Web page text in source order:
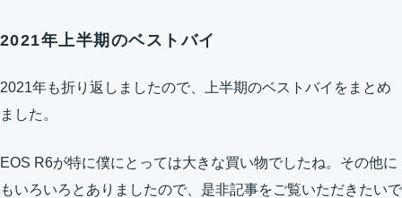
2021年上半期のベストバイ
2021年も折り返しましたので、上半期のベストバイをまとめ
ました。
EOS R6が特に僕にとっては大きな買い物でしたね。その他に
もいろいろとありましたので、是非記事をご覧いただきたいで